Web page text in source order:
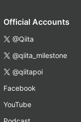
Official Accounts
@Qiita
@qiita_milestone
@qiitapoi
Facebook
YouTube